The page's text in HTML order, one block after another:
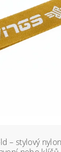
– stylový